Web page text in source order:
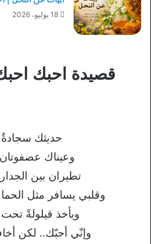
18 يوليو، 2026
قصيدة احبك
حديثك
وعيناك
تطيران بين
وقلبي يسافر مثل
ويأخذ قيلولةً
وإنّي أحبّك.. لكن